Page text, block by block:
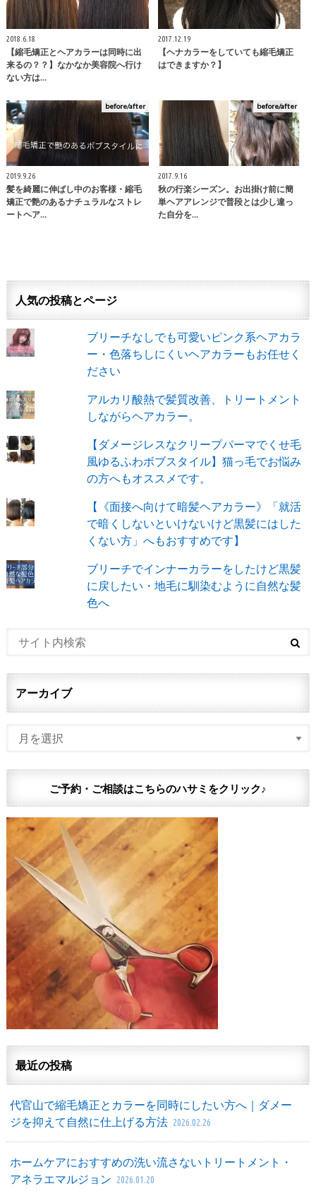
2018.6.18
【縮毛矯正とヘアカラーは同時に出
来るの？？】なかなか美容院へ行け
ない方は…
2017.12.19
【ヘナカラーをしていても縮毛矯正
はできますか？】
before/after
2019.9.26
髪を綺麗に伸ばし中のお客様・縮毛
矯正で艶のあるナチュラルなストレ
ートヘア…
before/after
2017.9.16
秋の行楽シーズン。お出掛け前に簡
単ヘアアレンジで普段とは少し違っ
た自分を…
人気の投稿とページ
ブリーチなしでも可愛いピンク系ヘアカラ
ー・色落ちしにくいヘアカラーもお任せく
ださい
アルカリ酸熱で髪質改善、トリートメント
しながらヘアカラー。
【ダメージレスなクリープパーマでくせ毛
風ゆるふわボブスタイル】猫っ毛でお悩み
の方へもオススメです。
【《面接へ向けて暗髪ヘアカラー》「就活
で暗くしないといけないけど黒髪にはした
くない方」へもおすすめです】
ブリーチでインナーカラーをしたけど黒髪
に戻したい・地毛に馴染むように自然な髪
色へ
アーカイブ
ご予約・ご相談はこちらのハサミをクリック♪
最近の投稿
代官山で縮毛矯正とカラーを同時にしたい方へ｜ダメー
ジを抑えて自然に仕上げる方法 2026.02.26
ホームケアにおすすめの洗い流さないトリートメント・
アネラエマルジョン 2026.01.20